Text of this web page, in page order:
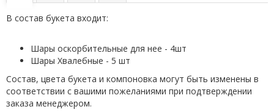
В состав букета входит:
Шары оскорбительные для нее - 4шт
Шары Хвалебные - 5 шт
Состав, цвета букета и компоновка могут быть изменены в
соответствии с вашими пожеланиями при подтверждении
заказа менеджером.